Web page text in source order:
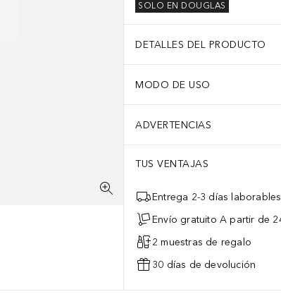
SOLO EN DOUGLAS
DETALLES DEL PRODUCTO
MODO DE USO
ADVERTENCIAS
TUS VENTAJAS
Entrega 2-3 días laborables
Envío gratuito A partir de
2 muestras de regalo
30 días de devolución